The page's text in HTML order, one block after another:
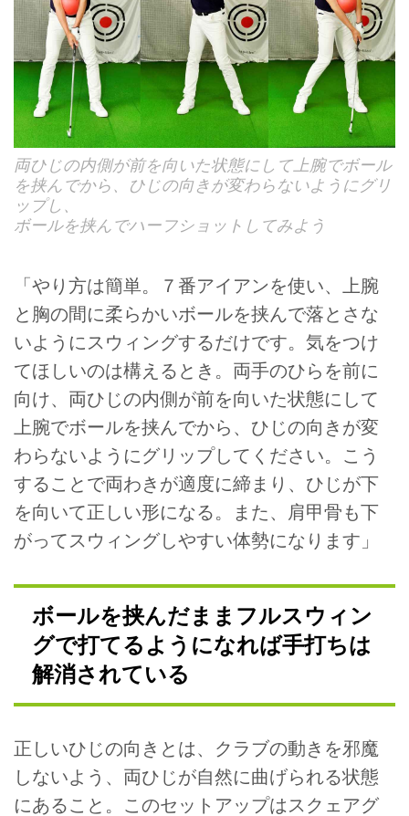
両ひじの内側が前を向いた状態にして上腕でボール
を挟んでから、ひじの向きが変わらないようにグリ
ップし、
ボールを挟んでハーフショットしてみよう
「やり方は簡単。７番アイアンを使い、上腕
と胸の間に柔らかいボールを挟んで落とさな
いようにスウィングするだけです。気をつけ
てほしいのは構えるとき。両手のひらを前に
向け、両ひじの内側が前を向いた状態にして
上腕でボールを挟んでから、ひじの向きが変
わらないようにグリップしてください。こう
することで両わきが適度に締まり、ひじが下
を向いて正しい形になる。また、肩甲骨も下
がってスウィングしやすい体勢になります」
ボールを挟んだままフルスウィン
グで打てるようになれば手打ちは
解消されている
正しいひじの向きとは、クラブの動きを邪魔
しないよう、両ひじが自然に曲げられる状態
にあること。このセットアップはスクェアグ